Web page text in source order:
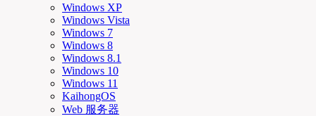
Windows XP
Windows Vista
Windows 7
Windows 8
Windows 8.1
Windows 10
Windows 11
KaihongOS
Web 服务器